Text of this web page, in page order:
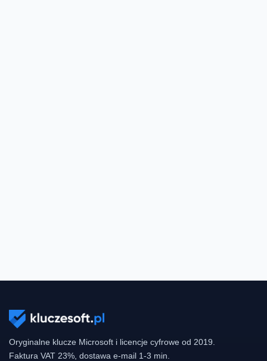
Oryginalne klucze Microsoft i licencje cyfrowe od 2019.
Faktura VAT 23%, dostawa e-mail 1-3 min.